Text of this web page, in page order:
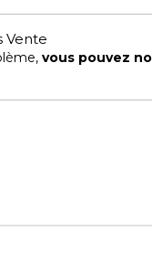
Vente
vous pouvez